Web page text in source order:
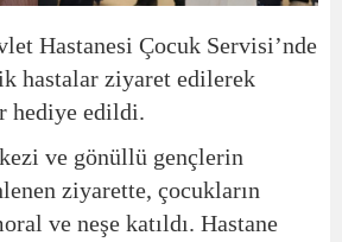
Hastanesi Çocuk Servisi’nde
hastalar ziyaret edilerek
hediye edildi.
ve gönüllü gençlerin
ziyarette, çocukların
ve neşe katıldı. Hastane